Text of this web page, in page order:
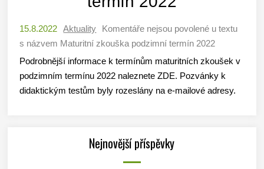
15.8.2022 Aktuality Komentáře nejsou povolené u textu
s názvem Maturitní zkouška podzimní termín 2022
Podrobnější informace k termínům maturitních zkoušek v
podzimním termínu 2022 naleznete ZDE. Pozvánky k
didaktickým testům byly rozeslány na e-mailové adresy.
Nejnovější příspěvky